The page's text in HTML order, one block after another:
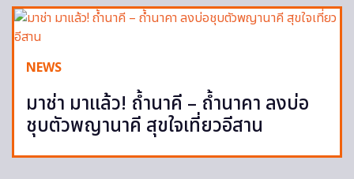
NEWS
มาช่า มาแล้ว! ถ้ำนาคี – ถ้ำนาคา ลงบ่อ
ชุบตัวพญานาคี สุขใจเที่ยวอีสาน